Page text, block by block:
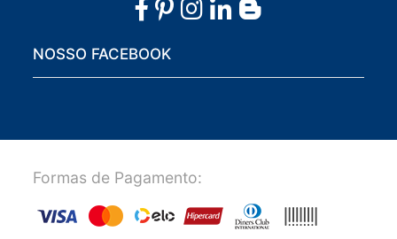
NOSSO FACEBOOK
Formas de Pagamento: